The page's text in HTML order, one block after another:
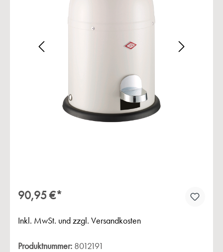
Bildergalerie überspringen
90,95 €*
Inkl. MwSt. und zzgl. Versandkosten
Produktnummer: 8012191